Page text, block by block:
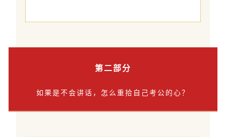
第二部分
如果是不会讲话，怎么重拾自己考公的心？